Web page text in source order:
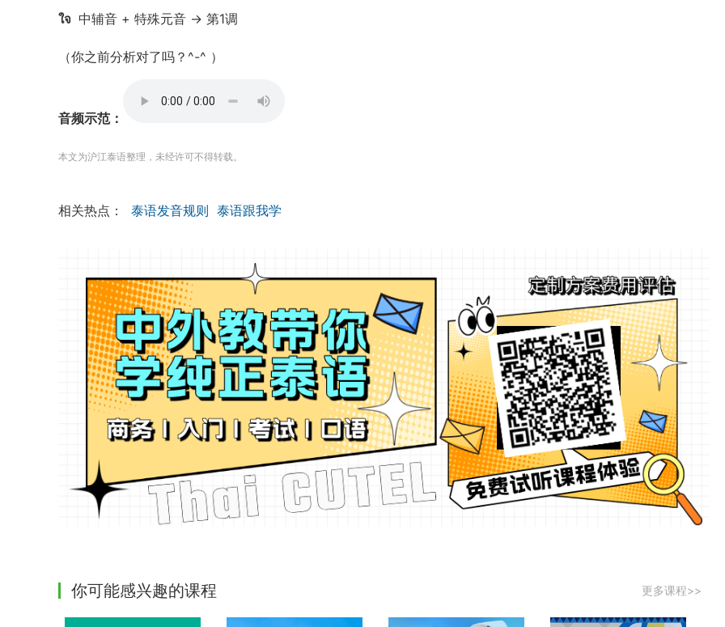
ใจ 中辅音 + 特殊元音 → 第1调
（你之前分析对了吗？^-^ ）
音频示范：
本文为沪江泰语整理，未经许可不得转载。
相关热点： 泰语发音规则 泰语跟我学
你可能感兴趣的课程 更多课程>>